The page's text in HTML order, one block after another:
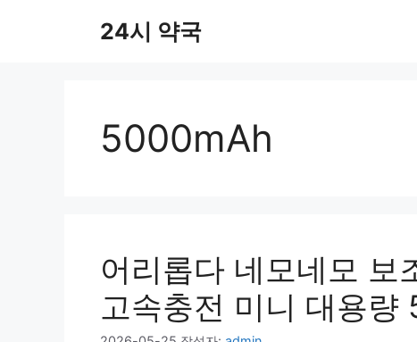
24시 약국
5000mAh
어리롭다 네모네모 보
고속충전 미니 대용